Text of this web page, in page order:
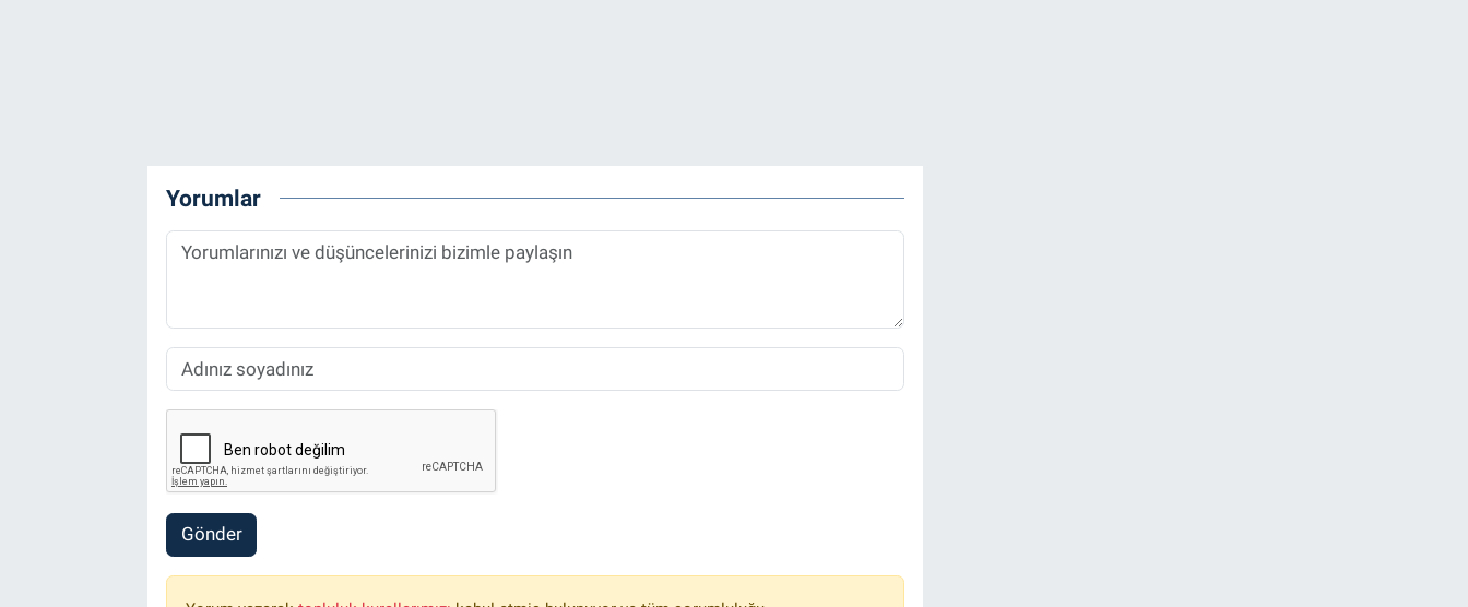
Yorumlar
Gönder